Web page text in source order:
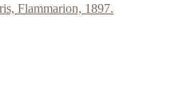
Flammarion, 1897.